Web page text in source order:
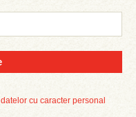
cu caracter personal